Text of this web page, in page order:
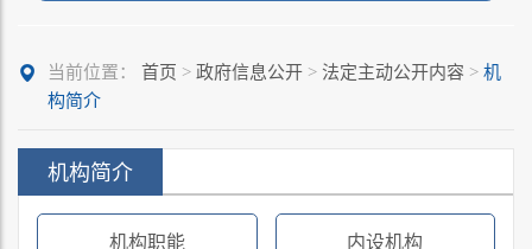
当前位置： 首页 > 政府信息公开 > 法定主动公开内容 > 机
构简介
机构简介
机构职能 内设机构